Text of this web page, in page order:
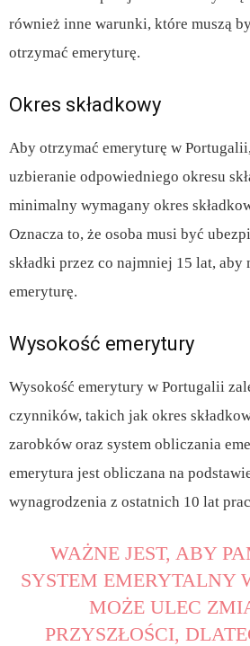
również inne warunki, które muszą
otrzymać emeryturę.
Okres składkowy
Aby otrzymać emeryturę w
uzbieranie odpowiedniego okresu
minimalny wymagany okres
Oznacza to, że osoba musi być
składki przez co najmniej 15 lat, aby
emeryturę.
Wysokość emerytury
Wysokość emerytury w Portugalii
czynników, takich jak okres
zarobków oraz system obliczania
emerytura jest obliczana na
wynagrodzenia z ostatnich 10 lat
WAŻNE JEST, ABY
SYSTEM EMERYTALNY
MOŻE ULEC
PRZYSZŁOŚCI,